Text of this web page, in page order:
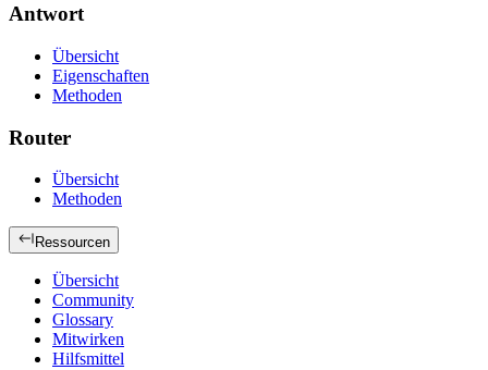
Antwort
Übersicht
Eigenschaften
Methoden
Router
Übersicht
Methoden
Ressourcen
Übersicht
Community
Glossary
Mitwirken
Hilfsmittel